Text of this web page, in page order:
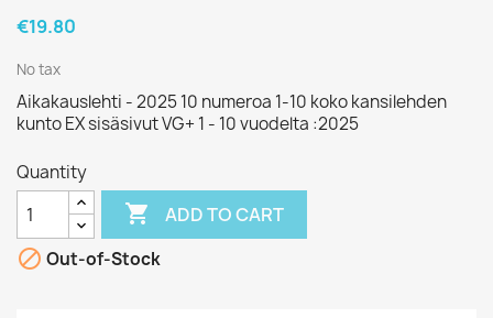
€19.80
No tax
Aikakauslehti - 2025 10 numeroa 1-10 koko kansilehden
kunto EX sisäsivut VG+ 1 - 10 vuodelta :2025
Quantity
 ADD TO CART
 Out-of-Stock